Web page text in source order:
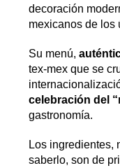
decoración
mexicanos de los
Su menú,
tex-mex que se
celebración del
gastronomía.
Los ingredientes,
saberlo, son de